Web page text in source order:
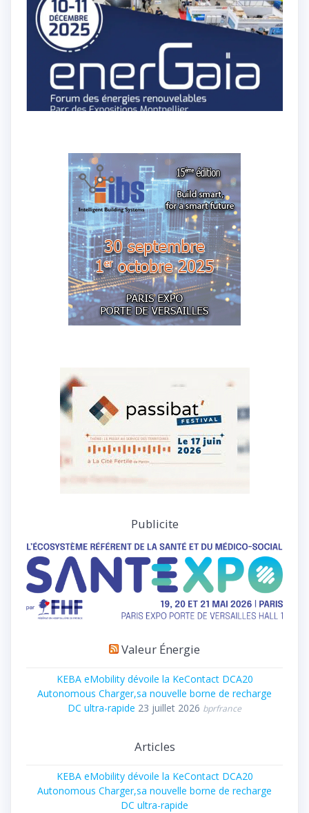
Publicite
Valeur Énergie
KEBA eMobility dévoile la KeContact DCA20
Autonomous Charger,sa nouvelle borne de recharge
DC ultra-rapide 23 juillet 2026 bprfrance
Articles
KEBA eMobility dévoile la KeContact DCA20
Autonomous Charger,sa nouvelle borne de recharge
DC ultra-rapide